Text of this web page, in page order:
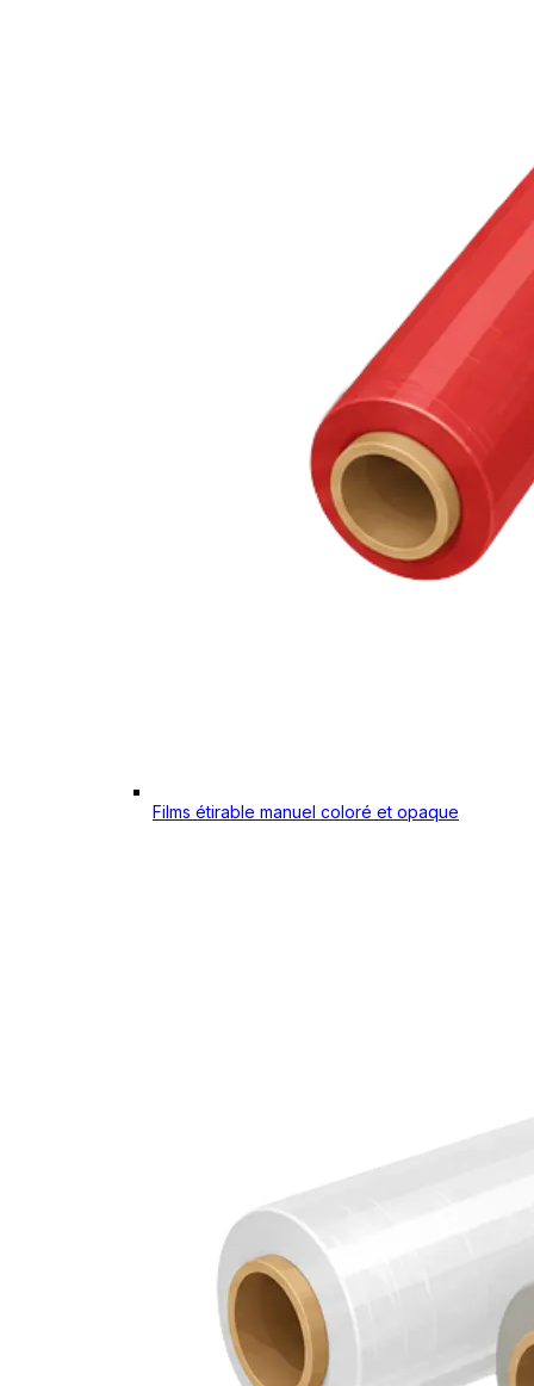
Films étirable manuel coloré et opaque